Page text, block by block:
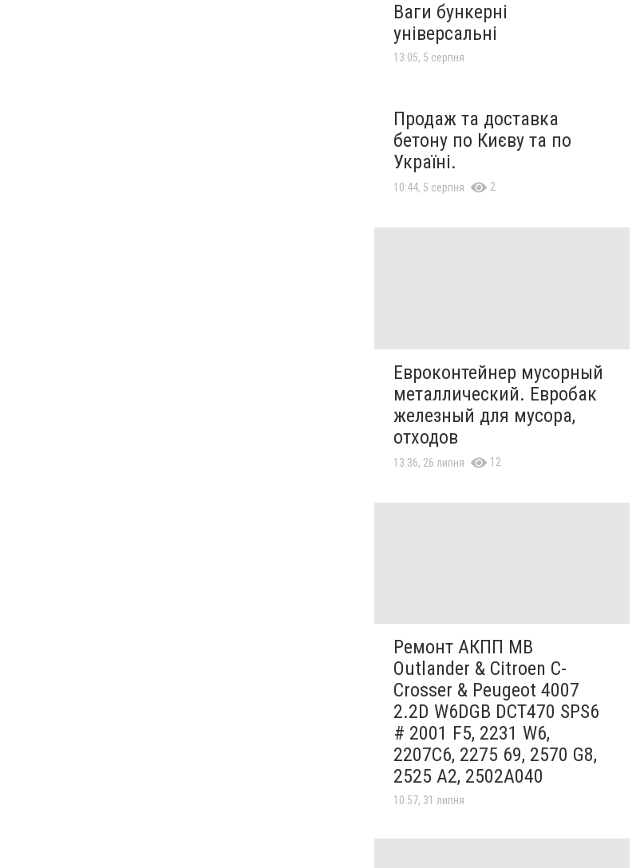
Ваги бункерні
універсальні
13:05, 5 серпня
Продаж та доставка
бетону по Києву та по
Україні.
10:44, 5 серпня 2
Евроконтейнер мусорный
металлический. Евробак
железный для мусора,
отходов
13:36, 26 липня 12
Ремонт АКПП MB
Outlander & Citroen C-
Crosser & Peugeot 4007
2.2D W6DGB DCT470 SPS6
# 2001 F5, 2231 W6,
2207C6, 2275 69, 2570 G8,
2525 A2, 2502A040
10:57, 31 липня